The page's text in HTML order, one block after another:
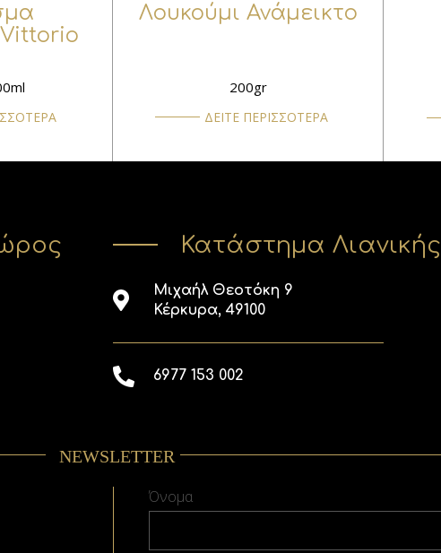
Λουκούμι Ανάμεικτο
200gr
ΔΕΙΤΕ ΠΕΡΙΣΣΟΤΕΡΑ
Κατάστημα Λιανικής
Μιχαήλ Θεοτόκη 9
Κέρκυρα, 49100
6977 153 002
NEWSLETTER
Όνομα